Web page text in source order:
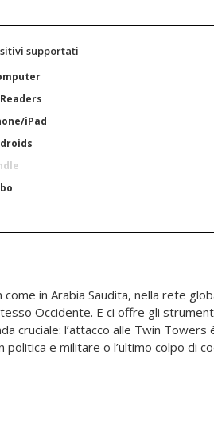
supportati
iPad